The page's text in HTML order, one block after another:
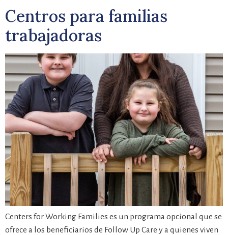
Centros para familias
trabajadoras
Centers for Working Families es un programa opcional que se
ofrece a los beneficiarios de Follow Up Care y a quienes viven